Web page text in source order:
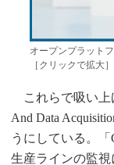
オープンプラット
［クリックで拡大
これらで吸い上
And Data
うにしている。
生産ラインの監